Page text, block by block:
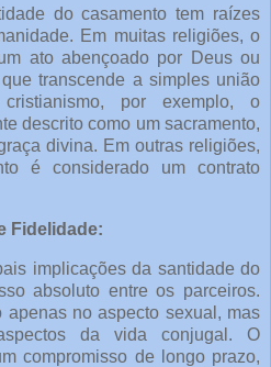
do casamento tem raízes
Em muitas religiões, o
ato abençoado por Deus ou
transcende a simples união
por exemplo, o
descrito como um sacramento,
divina. Em outras religiões,
é considerado um contrato
Fidelidade:
implicações da santidade do
absoluto entre os parceiros.
apenas no aspecto sexual, mas
da vida conjugal. O
compromisso de longo prazo,